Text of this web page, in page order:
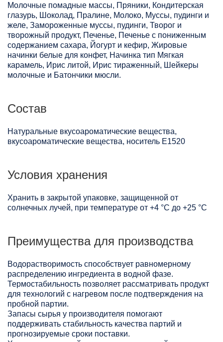
Молочные помадные массы, Пряники, Кондитерская
глазурь, Шоколад, Пралине, Молоко, Муссы, пудинги и
желе, Замороженные муссы, пудинги, Творог и
творожный продукт, Печенье, Печенье с пониженным
содержанием сахара, Йогурт и кефир, Жировые
начинки белые для конфет, Начинка тип Мягкая
карамель, Ирис литой, Ирис тираженный, Шейкеры
молочные и Батончики мюсли.
Состав
Натуральные вкусоароматические вещества,
вкусоароматические вещества, носитель Е1520
Условия хранения
Хранить в закрытой упаковке, защищенной от
солнечных лучей, при температуре от +4 °C до +25 °C
Преимущества для производства
Водорастворимость способствует равномерному
распределению ингредиента в водной фазе.
Термостабильность позволяет рассматривать продукт
для технологий с нагревом после подтверждения на
пробной партии.
Запасы сырья у производителя помогают
поддерживать стабильность качества партий и
прогнозируемые сроки поставки.